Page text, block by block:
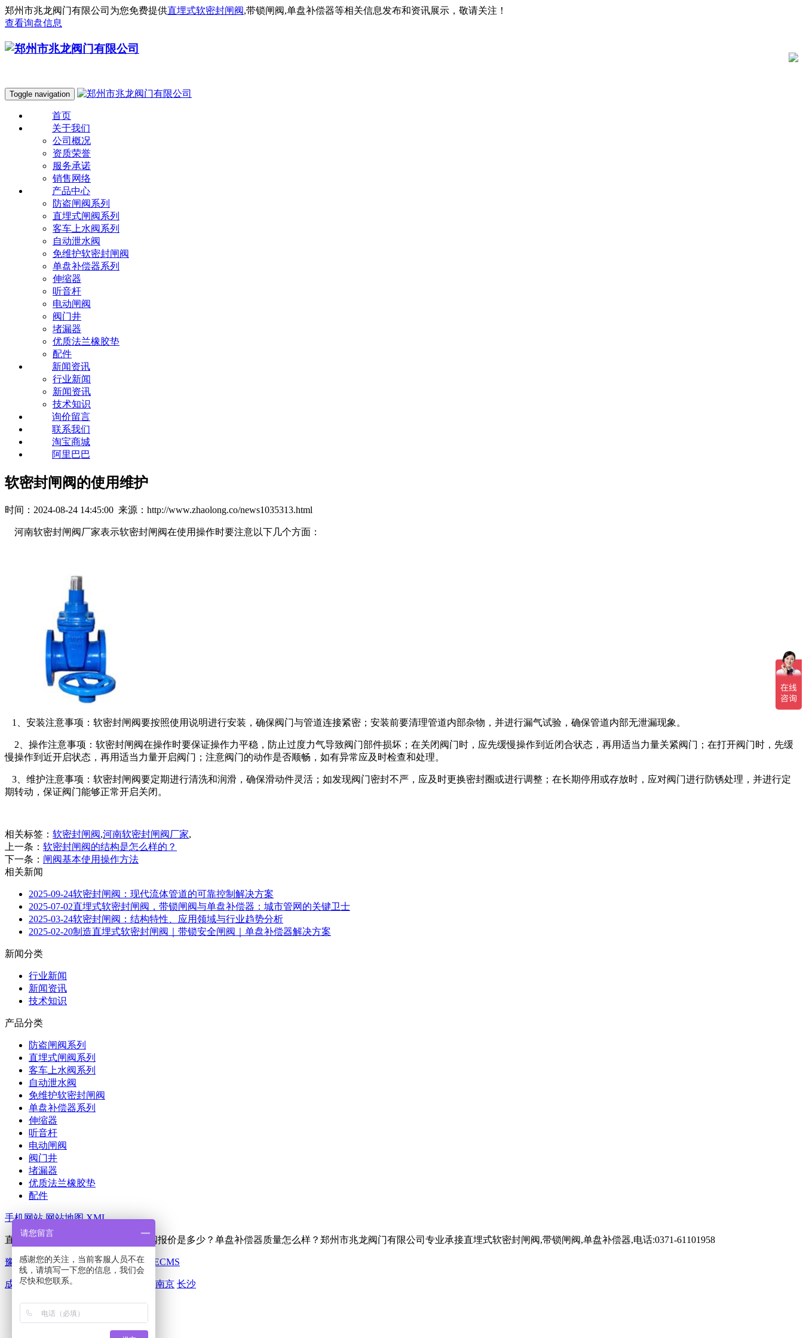
郑州市兆龙阀门有限公司为您免费提供直埋式软密封闸阀,带锁闸阀,单盘补偿器等相关信息发布和资讯展示，敬请关注！
查看询盘信息
Toggle navigation
首页
关于我们
公司概况
资质荣誉
服务承诺
销售网络
产品中心
防盗闸阀系列
直埋式闸阀系列
客车上水阀系列
自动泄水阀
免维护软密封闸阀
单盘补偿器系列
伸缩器
听音杆
电动闸阀
阀门井
堵漏器
优质法兰橡胶垫
配件
新闻资讯
行业新闻
新闻资讯
技术知识
询价留言
联系我们
淘宝商城
阿里巴巴
软密封闸阀的使用维护
时间：2024-08-24 14:45:00 来源：http://www.zhaolong.co/news1035313.html
河南软密封闸阀厂家表示软密封闸阀在使用操作时要注意以下几个方面：
1、安装注意事项：软密封闸阀要按照使用说明进行安装，确保阀门与管道连接紧密；安装前要清理管道内部杂物，并进行漏气试验，确保管道内部无泄漏现象。
2、操作注意事项：软密封闸阀在操作时要保证操作力平稳，防止过度力气导致阀门部件损坏；在关闭阀门时，应先缓慢操作到近闭合状态，再用适当力量关紧阀门；在打开阀门时，先缓
慢操作到近开启状态，再用适当力量开启阀门；注意阀门的动作是否顺畅，如有异常应及时检查和处理。
3、维护注意事项：软密封闸阀要定期进行清洗和润滑，确保滑动件灵活；如发现阀门密封不严，应及时更换密封圈或进行调整；在长期停用或存放时，应对阀门进行防锈处理，并进行定
期转动，保证阀门能够正常开启关闭。
相关标签： 软密封闸阀,河南软密封闸阀厂家,
上一条： 软密封闸阀的结构是怎么样的？
下一条： 闸阀基本使用操作方法
相关新闻
2025-09-24软密封闸阀：现代流体管道的可靠控制解决方案
2025-07-02直埋式软密封闸阀，带锁闸阀与单盘补偿器：城市管网的关键卫士
2025-03-24软密封闸阀：结构特性、应用领域与行业趋势分析
2025-02-20制造直埋式软密封闸阀｜带锁安全闸阀｜单盘补偿器解决方案
新闻分类
行业新闻
新闻资讯
技术知识
产品分类
防盗闸阀系列
直埋式闸阀系列
客车上水阀系列
自动泄水阀
免维护软密封闸阀
单盘补偿器系列
伸缩器
听音杆
电动闸阀
阀门井
堵漏器
优质法兰橡胶垫
配件
手机网站 网站地图 XML
直埋式软密封闸阀哪家好？带锁闸阀报价是多少？单盘补偿器质量怎么样？郑州市兆龙阀门有限公司专业承接直埋式软密封闸阀,带锁闸阀,单盘补偿器,电话:0371-61101958
豫ICP备11024292号Powered by筑巢ECMS
成都 杭州 重庆 武汉 南京 长沙
一键拨号
产品项目
请您留言
感谢您的关注，当前客服人员不在
线，请填写一下您的信息，我们会
尽快和您联系。